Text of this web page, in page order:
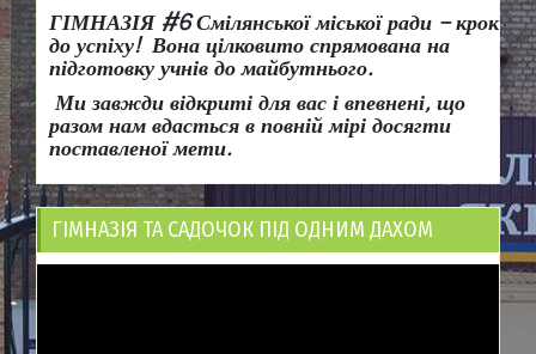
ГІМНАЗІЯ #6 Смілянської міської ради – крок
до успіху! Вона цілковито спрямована на
підготовку учнів до майбутнього.
Ми завжди відкриті для вас і впевнені, що
разом нам вдасться в повній мірі досягти
поставленої мети.
ГІМНАЗІЯ ТА САДОЧОК ПІД ОДНИМ ДАХОМ